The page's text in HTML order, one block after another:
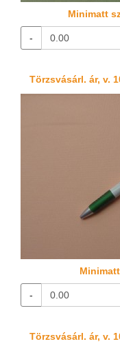
Minimatt
-
Törzsvásárl. ár, v.
-
Törzsvásárl. ár, v.